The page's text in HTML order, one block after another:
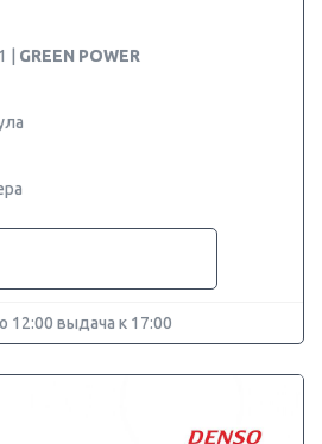
| GREEN POWER
12:00 выдача к 17:00